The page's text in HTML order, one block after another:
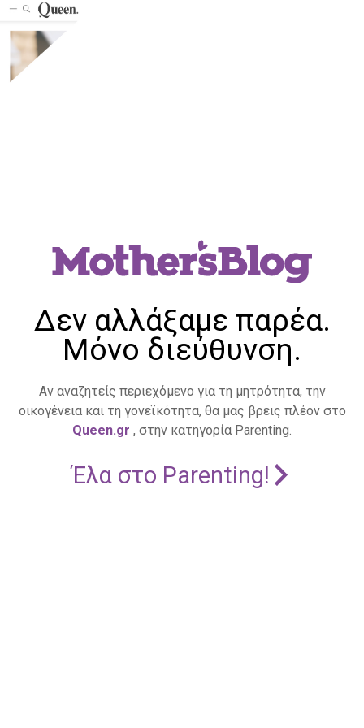
Δεν αλλάξαμε παρέα.
Μόνο διεύθυνση.
Αν αναζητείς περιεχόμενο για τη μητρότητα, την
οικογένεια και τη γονεϊκότητα, θα μας βρεις πλέον στο
Queen.gr , στην κατηγορία Parenting.
Έλα στο Parenting!